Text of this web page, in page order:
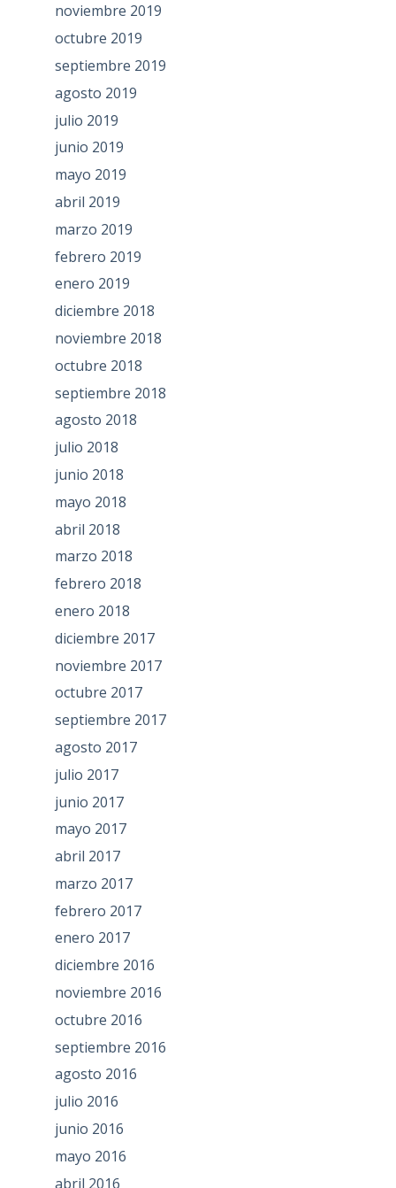
noviembre 2019
octubre 2019
septiembre 2019
agosto 2019
julio 2019
junio 2019
mayo 2019
abril 2019
marzo 2019
febrero 2019
enero 2019
diciembre 2018
noviembre 2018
octubre 2018
septiembre 2018
agosto 2018
julio 2018
junio 2018
mayo 2018
abril 2018
marzo 2018
febrero 2018
enero 2018
diciembre 2017
noviembre 2017
octubre 2017
septiembre 2017
agosto 2017
julio 2017
junio 2017
mayo 2017
abril 2017
marzo 2017
febrero 2017
enero 2017
diciembre 2016
noviembre 2016
octubre 2016
septiembre 2016
agosto 2016
julio 2016
junio 2016
mayo 2016
abril 2016